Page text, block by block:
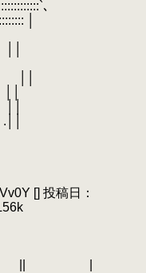
､
│
[] 投稿日：
| || |